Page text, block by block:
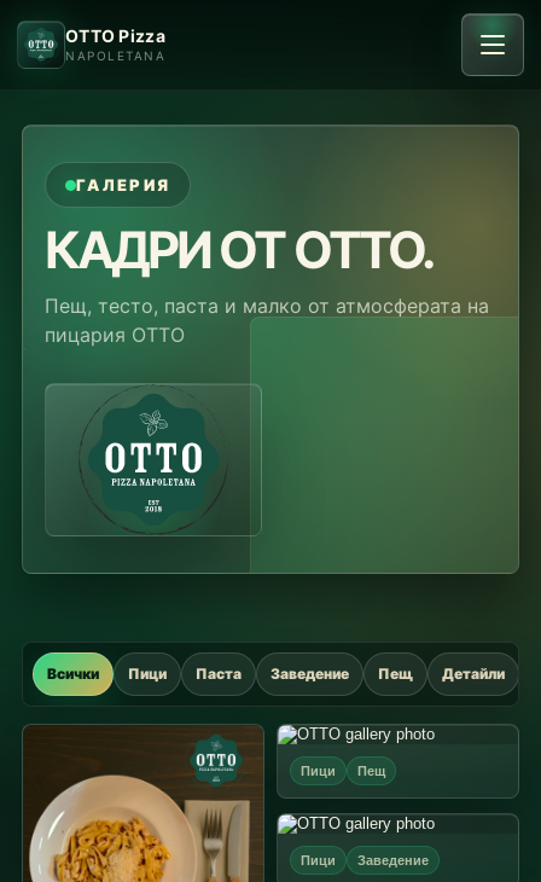
OTTO Pizza
NAPOLETANA
ГАЛЕРИЯ
КАДРИ ОТ OTTO.
Пещ, тесто, паста и малко от атмосферата на
пицария ОТТО
Всички Пици Паста Заведение Пещ Детайли
Пици Пещ
Пици Заведение